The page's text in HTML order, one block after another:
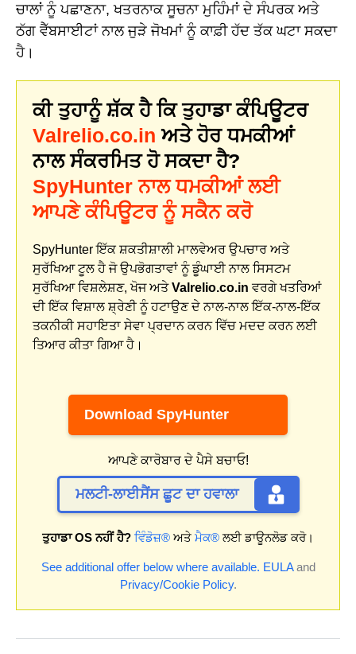
ਚਾਲਾਂ ਨੂੰ ਪਛਾਣਨਾ, ਖਤਰਨਾਕ ਸੂਚਨਾ ਮੁਹਿੰਮਾਂ ਦੇ ਸੰਪਰਕ ਅਤੇ
ਠੱਗ ਵੈੱਬਸਾਈਟਾਂ ਨਾਲ ਜੁੜੇ ਜੋਖਮਾਂ ਨੂੰ ਕਾਫ਼ੀ ਹੱਦ ਤੱਕ ਘਟਾ ਸਕਦਾ
ਹੈ।
ਕੀ ਤੁਹਾਨੂੰ ਸ਼ੱਕ ਹੈ ਕਿ ਤੁਹਾਡਾ ਕੰਪਿਊਟਰ
Valrelio.co.in ਅਤੇ ਹੋਰ ਧਮਕੀਆਂ
ਨਾਲ ਸੰਕਰਮਿਤ ਹੋ ਸਕਦਾ ਹੈ?
SpyHunter ਨਾਲ ਧਮਕੀਆਂ ਲਈ
ਆਪਣੇ ਕੰਪਿਊਟਰ ਨੂੰ ਸਕੈਨ ਕਰੋ
SpyHunter ਇੱਕ ਸ਼ਕਤੀਸ਼ਾਲੀ ਮਾਲਵੇਅਰ ਉਪਚਾਰ ਅਤੇ
ਸੁਰੱਖਿਆ ਟੂਲ ਹੈ ਜੋ ਉਪਭੋਗਤਾਵਾਂ ਨੂੰ ਡੂੰਘਾਈ ਨਾਲ ਸਿਸਟਮ
ਸੁਰੱਖਿਆ ਵਿਸ਼ਲੇਸ਼ਣ, ਖੋਜ ਅਤੇValrelio.co.in ਵਰਗੇ ਖਤਰਿਆਂ
ਦੀ ਇੱਕ ਵਿਸ਼ਾਲ ਸ਼੍ਰੇਣੀ ਨੂੰ ਹਟਾਉਣ ਦੇ ਨਾਲ-ਨਾਲ ਇੱਕ-ਨਾਲ-ਇੱਕ
ਤਕਨੀਕੀ ਸਹਾਇਤਾ ਸੇਵਾ ਪ੍ਰਦਾਨ ਕਰਨ ਵਿੱਚ ਮਦਦ ਕਰਨ ਲਈ
ਤਿਆਰ ਕੀਤਾ ਗਿਆ ਹੈ।
Download SpyHunter
ਆਪਣੇ ਕਾਰੋਬਾਰ ਦੇ ਪੈਸੇ ਬਚਾਓ!
ਮਲਟੀ-ਲਾਈਸੈਂਸ ਛੂਟ ਦਾ ਹਵਾਲਾ
ਤੁਹਾਡਾ OS ਨਹੀਂ ਹੈ? ਵਿੰਡੋਜ਼® ਅਤੇ ਮੈਕ® ਲਈ ਡਾਊਨਲੋਡ ਕਰੋ।
See additional offer below where available. EULAand
Privacy/Cookie Policy.